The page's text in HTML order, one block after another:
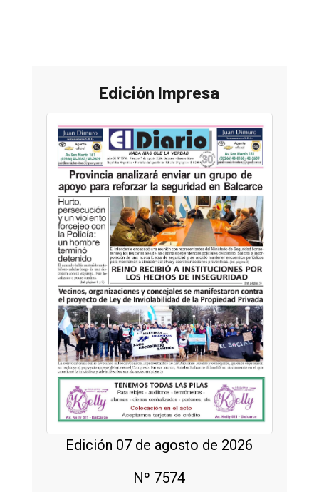
Edición Impresa
Edición 07 de agosto de 2026
Nº 7574